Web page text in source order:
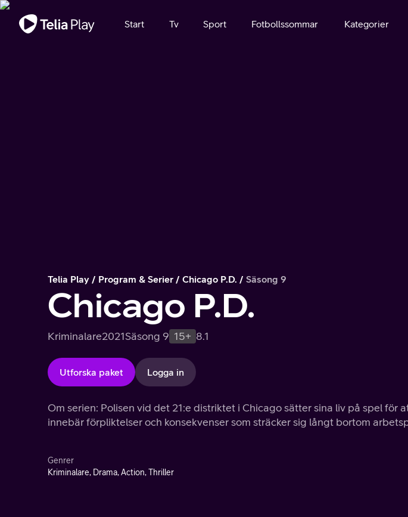
Viktigt meddelande
Start Tv Sport Fotbollssommar Kategorier
Telia Play Program & Serier Chicago P.D. Säsong 9
Chicago P.D.
Kriminalare2021Säsong 9 15+ 8.1
Utforska paket Logga in
Om serien: Polisen vid det 21:e distriktet i Chicago sätter sina liv på spel för
innebär förpliktelser och konsekvenser som sträcker sig långt bortom
Genrer
Kriminalare, Drama, Action, Thriller